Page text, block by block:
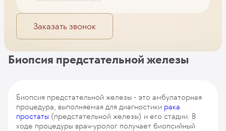
Заказать звонок
Биопсия предстательной железы
Биопсия предстательной железы - это амбулаторная
процедура, выполняемая для диагностики рака
простаты (предстательной железы) и его стадии. В
ходе процедуры врач-уролог получает биопсийный